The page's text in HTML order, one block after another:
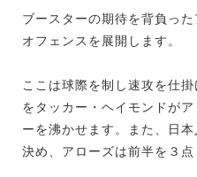
ブースターの期待を背負っ
オフェンスを展開します。
ここは球際を制し速攻を仕
をタッカー・ヘイモンドが
ーを沸かせます。また、日
決め、アローズは前半を３点